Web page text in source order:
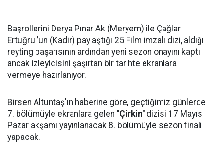
Başrollerini Derya Pınar Ak (Meryem) ile Çağlar
Ertuğrul’un (Kadir) paylaştığı 25 Film imzalı dizi, aldığı
reyting başarısının ardından yeni sezon onayını kaptı
ancak izleyicisini şaşırtan bir tarihte ekranlara
vermeye hazırlanıyor.
Birsen Altuntaş'ın haberine göre, geçtiğimiz günlerde
7. bölümüyle ekranlara gelen ''Çirkin'' dizisi 17 Mayıs
Pazar akşamı yayınlanacak 8. bölümüyle sezon finali
yapacak.